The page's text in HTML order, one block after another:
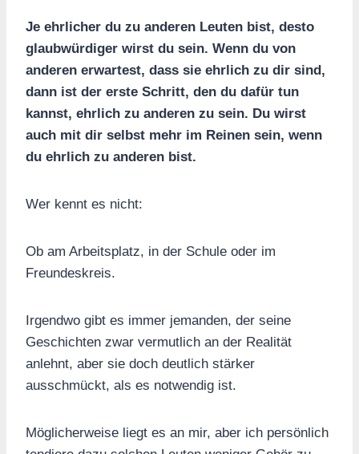
Je ehrlicher du zu anderen Leuten bist, desto
glaubwürdiger wirst du sein. Wenn du von
anderen erwartest, dass sie ehrlich zu dir sind,
dann ist der erste Schritt, den du dafür tun
kannst, ehrlich zu anderen zu sein. Du wirst
auch mit dir selbst mehr im Reinen sein, wenn
du ehrlich zu anderen bist.
Wer kennt es nicht:
Ob am Arbeitsplatz, in der Schule oder im
Freundeskreis.
Irgendwo gibt es immer jemanden, der seine
Geschichten zwar vermutlich an der Realität
anlehnt, aber sie doch deutlich stärker
ausschmückt, als es notwendig ist.
Möglicherweise liegt es an mir, aber ich persönlich